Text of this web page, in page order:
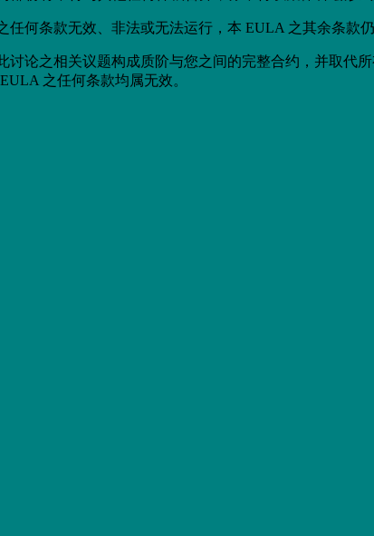
任何条款无效、非法或无法运行，本 EULA 之其余条款
讨论之相关议题构成质阶与您之间的完整合约，并取代
之任何条款均属无效。